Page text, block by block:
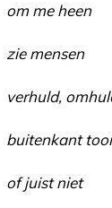
om me heen
zie mensen
verhuld,
buitenkant
of juist niet